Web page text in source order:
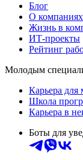
Блог
О
Жизнь в
ИТ-проекты
Рейтинг
Молодым
Карьера для
Школа
Карьера в
Боты для